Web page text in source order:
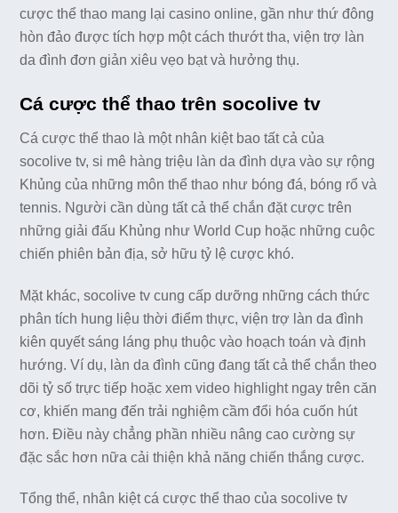
cược thể thao mang lại casino online, gần như thứ đông
hòn đảo được tích hợp một cách thướt tha, viện trợ làn
da đình đơn giản xiêu vẹo bạt và hưởng thụ.
Cá cược thể thao trên socolive tv
Cá cược thể thao là một nhân kiệt bao tất cả của
socolive tv, si mê hàng triệu làn da đình dựa vào sự rộng
Khủng của những môn thể thao như bóng đá, bóng rổ và
tennis. Người cần dùng tất cả thể chắn đặt cược trên
những giải đấu Khủng như World Cup hoặc những cuộc
chiến phiên bản địa, sở hữu tỷ lệ cược khó.
Mặt khác, socolive tv cung cấp dưỡng những cách thức
phân tích hung liệu thời điểm thực, viện trợ làn da đình
kiên quyết sáng láng phụ thuộc vào hoạch toán và định
hướng. Ví dụ, làn da đình cũng đang tất cả thể chắn theo
dõi tỷ số trực tiếp hoặc xem video highlight ngay trên căn
cơ, khiến mang đến trải nghiệm cầm đổi hóa cuốn hút
hơn. Điều này chẳng phần nhiều nâng cao cường sự
đặc sắc hơn nữa cải thiện khả năng chiến thắng cược.
Tổng thể, nhân kiệt cá cược thể thao của socolive tv